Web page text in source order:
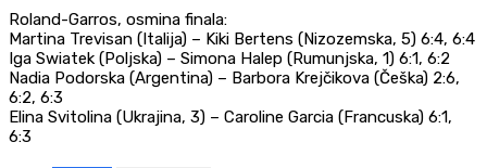
Roland-Garros, osmina finala:
Martina Trevisan (Italija) – Kiki Bertens (Nizozemska, 5) 6:4, 6:4
Iga Swiatek (Poljska) – Simona Halep (Rumunjska, 1) 6:1, 6:2
Nadia Podorska (Argentina) – Barbora Krejčikova (Češka) 2:6,
6:2, 6:3
Elina Svitolina (Ukrajina, 3) – Caroline Garcia (Francuska) 6:1,
6:3